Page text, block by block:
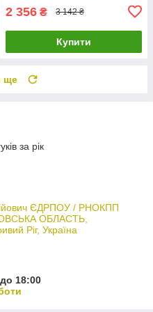
2 356 ₴ 3 142 ₴
Купити
ще
за рік
ЄДРПОУ / РНОКПП
ОБЛАСТЬ,
Ріг, Україна
18:00